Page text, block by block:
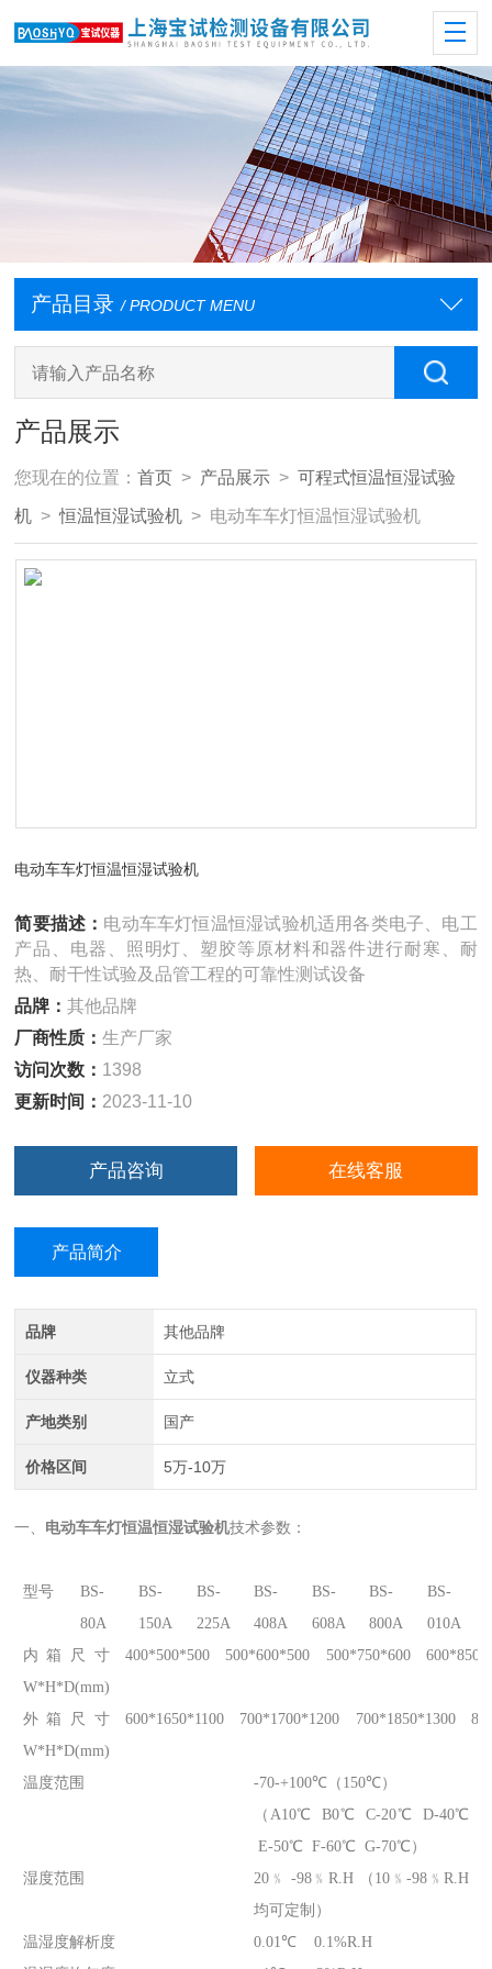
产品目录 / PRODUCT MENU
产品展示
您现在的位置：首页 > 产品展示 >可程式恒温恒湿试验
机 >恒温恒湿试验机 > 电动车车灯恒温恒湿试验机
电动车车灯恒温恒湿试验机
简要描述： 电动车车灯恒温恒湿试验机适用各类电子、电工
产品、电器、照明灯、塑胶等原材料和器件进行耐寒、耐
热、耐干性试验及品管工程的可靠性测试设备
品牌：其他品牌
厂商性质：生产厂家
访问次数： 1398
更新时间： 2023-11-10
产品咨询 在线客服
产品简介
品牌 其他品牌
仪器种类 立式
产地类别 国产
价格区间 5万-10万
一、 电动车车灯恒温恒湿试验机技术参数：
型号
BS-
80A
BS-
150A
BS-
225A
BS-
408A
BS-
608A
BS-
800A
BS-
010A
内箱尺寸
W*H*D(mm)
400*500*500 500*600*500 500*750*600
外箱尺寸
W*H*D(mm)
600*1650*1100 700*1700*1200 700*1850*1300
温度范围
-70-+100℃（150℃）
（A10℃ B0℃ C-20℃ D-40℃
E-50℃ F-60℃ G-70℃）
湿度范围
20﹪ -98﹪R.H （10﹪-98﹪R.H
均可定制）
温湿度解析度
0.01℃ 0.1%R.H